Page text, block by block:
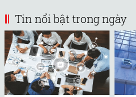
Tin nổi bật trong ngày